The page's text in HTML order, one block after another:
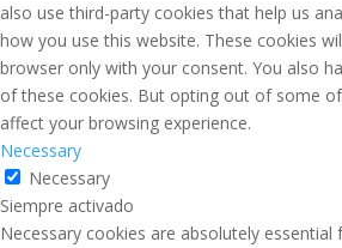
also use third-party cookies that help us
how you use this website. These cookies
browser only with your consent. You also
of these cookies. But opting out of some
affect your browsing experience.
Necessary
Necessary
Siempre activado
Necessary cookies are absolutely